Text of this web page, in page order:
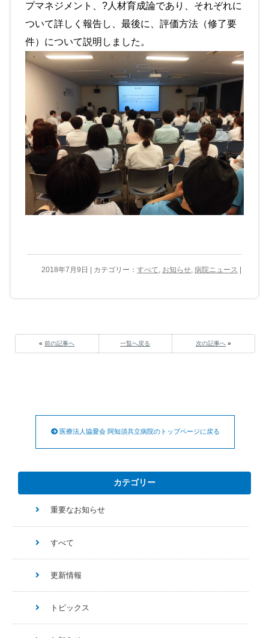
プマネジメント、?人材育成論であり、それぞれに
ついて詳しく報告し、最後に、評価方法（修了要
件）について説明しました。
2018年7月9日 | カテゴリー：すべて お知らせ ,病院ニュース |
«前の記事へ 一覧へ戻る 次の記事へ»
医療法人協愛会 阿知須共立病院のトップページに戻る
カテゴリー
重要なお知らせ
すべて
更新情報
トピックス